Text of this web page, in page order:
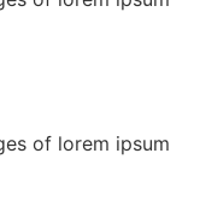
of lorem ipsum